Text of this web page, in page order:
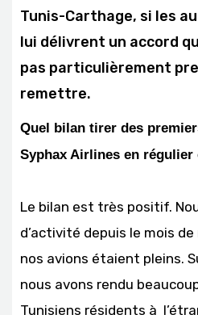
Tunis-Carthage, si les
lui délivrent un accord
pas particulièrement
remettre.
Quel bilan tirer des
Syphax Airlines en régulier
Le bilan est très positif.
d’activité depuis le mois
nos avions étaient pleins.
nous avons rendu
Tunisiens résidents à